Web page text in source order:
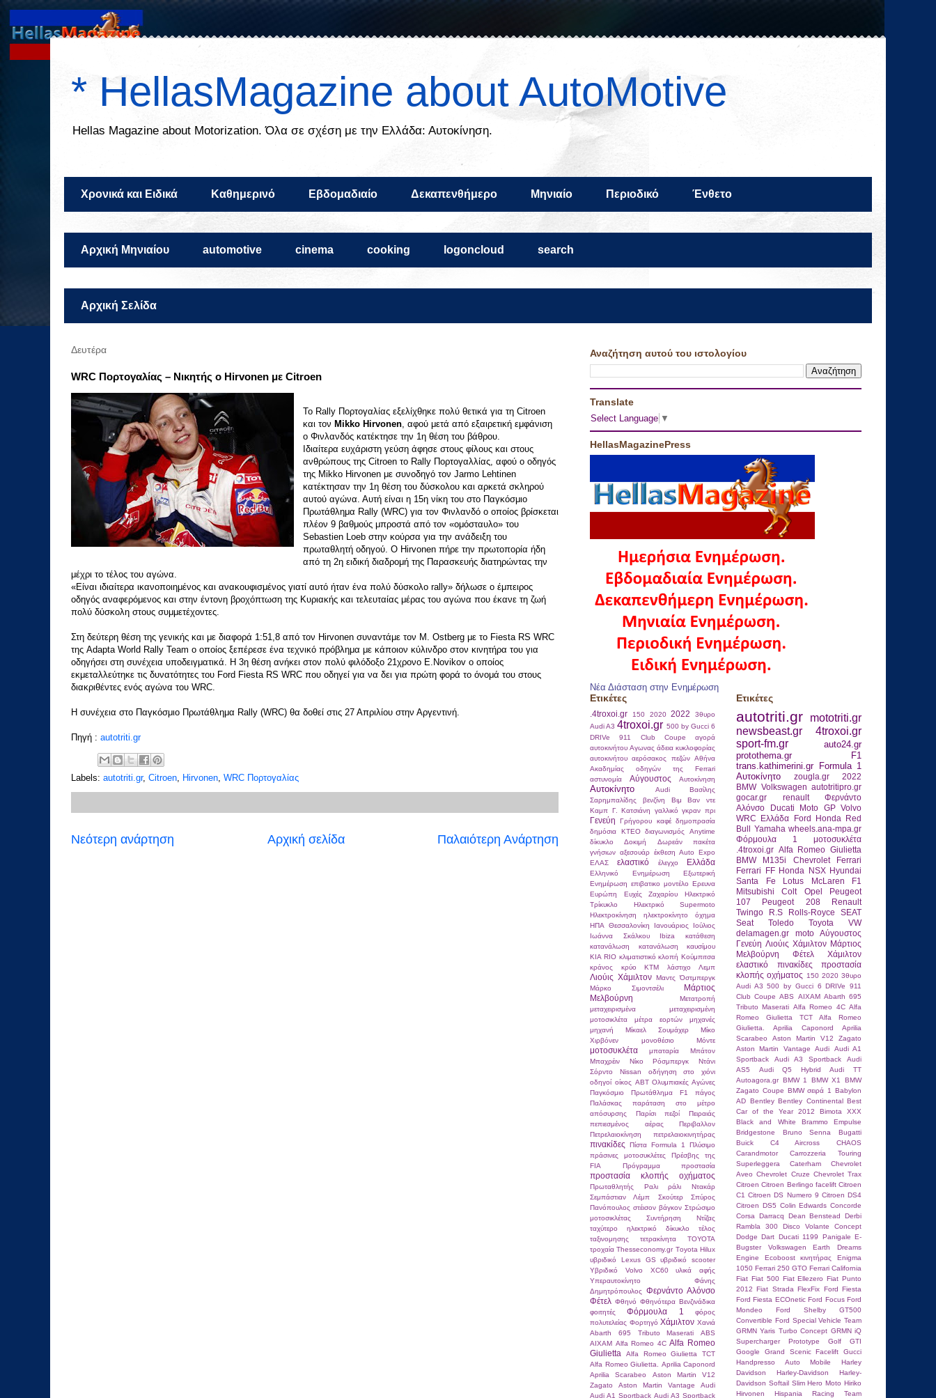
* HellasMagazine about AutoMotive
Ηellas Μagazine about Motorization. Όλα σε σχέση με την Ελλάδα: Αυτοκίνηση.
Χρονικά και Ειδικά Καθημερινό Εβδομαδιαίο Δεκαπενθήμερο Μηνιαίο Περιοδικό Ένθετο
Αρχική Μηνιαίου automotive cinema cooking logoncloud search
Αρχική Σελίδα
Δευτέρα
WRC Πορτογαλίας – Nικητής ο Hirvonen με Citroen
To Rally Πορτογαλίας εξελίχθηκε πολύ θετικά για τη Citroen
και τον Mikko Hirvonen, αφού μετά από εξαιρετική εμφάνιση
ο Φινλανδός κατέκτησε την 1η θέση του βάθρου.
Ιδιαίτερα ευχάριστη γεύση άφησε στους φίλους και στους
ανθρώπους της Citroen το Rally Πορτογαλλίας, αφού ο οδηγός
της Mikko Hirvonen με συνοδηγό τον Jarmo Lehtinen
κατέκτησαν την 1η θέση του δύσκολου και αρκετά σκληρού
αυτού αγώνα. Αυτή είναι η 15η νίκη του στο Παγκόσμιο
Πρωτάθλημα Rally (WRC) για τον Φινλανδό ο οποίος βρίσκεται
πλέον 9 βαθμούς μπροστά από τον «ομόσταυλο» του
Sebastien Loeb στην κούρσα για την ανάδειξη του
πρωταθλητή οδηγού. Ο Hirvonen πήρε την πρωτοπορία ήδη
από τη 2η ειδική διαδρομή της Παρασκευής διατηρώντας την
μέχρι το τέλος του αγώνα.
«Είναι ιδιαίτερα ικανοποιημένος και ανακουφισμένος γιατί αυτό ήταν ένα πολύ δύσκολο rally» δήλωσε ο έμπειρος
οδηγός αναφερόμενος και στην έντονη βροχόπτωση της Κυριακής και τελευταίας μέρας του αγώνα που έκανε τη ζωή
πολύ δύσκολη στους συμμετέχοντες.
Στη δεύτερη θέση της γενικής και με διαφορά 1:51,8 από τον Hirvonen συναντάμε τον M. Ostberg με το Fiesta RS WRC
της Adapta World Rally Team o οποίος ξεπέρεσε ένα τεχνικό πρόβλημα με κάποιον κύλινδρο στον κινητήρα του για
οδηγήσει στη συνέχεια υποδειγματικά. Η 3η θέση ανήκει στον πολύ φιλόδοξο 21χρονο E.Novikov ο οποίος
εκμεταλλεύτηκε τις δυνατότητες του Ford Fiesta RS WRC που οδηγεί για να δει για πρώτη φορά το όνομά του στους
διακριθέντες ενός αγώνα του WRC.
H συνέχεια στο Παγκόσμιο Πρωτάθλημα Rally (WRC) θα δοθεί στις 27 Απριλίου στην Αργεντινή.
Πηγή : autotriti.gr
Labels: autotriti.gr, Citroen, Hirvonen, WRC Πορτογαλίας
Νεότερη ανάρτηση Παλαιότερη Ανάρτηση
Αρχική σελίδα
Αναζήτηση αυτού του ιστολογίου
Translate
Select Language ▼
HellasMagazinePress
Νέα Διάσταση στην Ενημέρωση
Ετικέτες
.4troxoi.gr 150 2020 2022
3θυρο
Audi A3 4troxoi.gr 500 by Gucci 6
DRIVe
911 Club Coupe
αγορά
αυτοκινήτου Αγωνας άδεια κυκλοφορίας
αυτοκινήτου αερόσακος πεζών Αθήνα
Ακαδημίας οδηγών της Ferrari
αστυνομία
Αύγουστος Αυτοκίνηση
Αυτοκίνητο Αudi
Βασίλης
Σαρημπαλίδης
βενζίνη
Βιμ Βαν ντε
Καμπ Γ. Κατσιάνη γαλλικό γκραν πρι
Γενεύη Γρήγορου καφέ δημοπρασία
δημόσια ΚΤΕΟ
διαγωνισμός Anytime
δίκυκλο
Δοκιμή
Δωρεάν πακέτα
γνήσιων αξεσουάρ έκθεση Auto Expo
ΕΛΑΣ
ελαστικό έλεγχο Ελλάδα
Ελληνικό Ενημέρωση
Εξωτερική
Ενημέρωση επιβατικο μοντέλο Ερευνα
Ευρώπη
Ευχές Ζαχαρίου
Ηλεκτρικό
Τρίκυκλο
Ηλεκτρικό Supermoto
Ηλεκτροκίνηση
ηλεκτροκίνητο όχημα
ΗΠΑ
Θεσσαλονίκη Ιανουάριος
Ιούλιος
Ιωάννα Σκάλκου
Ιbiza
κατάθεση
κατανάλωση
κατανάλωση καυσίμου
ΚΙΑ RIO κλιματιστικό κλοπή Κούμπιτσα
κράνος
κρύο ΚΤΜ λάστιχο Λεμπ
Λιούις Χάμιλτον Μαντς Όστμπεργκ
Μάρκο Σιμοντσέλι
Μάρτιος
Μελβούρνη
Μετατροπή
μεταχειρισμένα
μεταχειρισμένη
μοτοσικλέτα
μέτρα εορτών
μηχανές
μηχανή
Μίκαελ Σουμάχερ
Μίκο
Χιρβόνεν
μονοθέσιο Μόντε
μοτοσυκλέτα μπαταρία
Μπάτον
Μπαχρέιν
Νίκο Ρόσμπεργκ
Ντάνι
Σόρντο
Νissan
οδήγηση στο χιόνι
οδηγοί οίκος ABT Ολυμπιακές Αγώνες
Παγκόσμιο Πρωτάθλημα F1
πάγος
Παλάσκας
παράταση στο μέτρο
απόσυρσης
Παρίσι πεζοί
Πειραιάς
πεπιεσμένος αέρας
Περιβαλλον
Πετρελαιοκίνηση
πετρελαιοκινητήρας
πινακίδες Πίστα Formula 1
Πλύσιμο
πράσινες μοτοσυκλέτες
Πρέσβης της
FIA
Πρόγραμμα προστασία
προστασία κλοπής οχήματος
Πρωταθλητής Ραλι
ράλι Ντακάρ
Σεμπάστιαν Λέμπ
Σκούτερ
Σπύρος
Πανόπουλος στέισον βάγκον Στρώσιμο
μοτοσικλέτας
Συντήρηση Ντίζας
ταχύτερο ηλεκτρικό δίκυκλο
τέλος
ταξινομησης
τετρακίνητα
ΤΟΥΟΤΑ
τροχαία Τhesseconomy.gr Τoyota Hilux
υβριδικό Lexus GS
υβριδικό scooter
Υβριδικό Volvo XC60
υλικά αφής
Υπεραυτοκίνητο
Φάνης
Δημητρόπουλος Φερνάντο Αλόνσο
Φέτελ Φθηνό Φθηνότερα Βενζινάδικα
φοιτητές
Φόρμουλα 1
φόρος
πολυτελείας Φορτηγό Χάμιλτον Χανιά
Abarth 695 Tributo Maserati
ABS
AIXAM Alfa Romeo 4C Alfa Romeo
Giulietta
Alfa Romeo Giulietta TCT
Alfa Romeo Giulietta.
Aprilia Caponord
Aprilia Scarabeo
Aston Martin V12
Zagato
Aston Martin Vantage
Audi
Audi A1 Sportback Audi A3 Sportback
Ετικέτες
autotriti.gr
mototriti.gr
newsbeast.gr
4troxoi.gr
sport-fm.gr
auto24.gr
protothema.gr
F1
trans.kathimerini.gr
Formula 1
Αυτοκίνητο
zougla.gr
2022
BMW Volkswagen autotritipro.gr
gocar.gr
renault
Φερνάντο
Αλόνσο
Ducati Moto GP Volvo
WRC
Ελλάδα Ford Honda
Red
Bull
Yamaha wheels.ana-mpa.gr
Φόρμουλα 1
μοτοσυκλέτα
.4troxoi.gr Alfa Romeo Giulietta
BMW M135i
Chevrolet
Ferrari
Ferrari FF Honda NSX Hyundai
Santa Fe
Lotus
McLaren F1
Mitsubishi Colt
Opel
Peugeot
107
Peugeot 208
Renault
Twingo R.S
Rolls-Royce
SEAT
Seat Toledo
Toyota
VW
delamagen.gr
moto
Αύγουστος
Γενεύη Λιούις Χάμιλτον Μάρτιος
Μελβούρνη
Φέτελ
Χάμιλτον
ελαστικό
πινακίδες
προστασία
κλοπής οχήματος
150 2020 3θυρο
Audi A3 500 by Gucci 6 DRIVe
911
Club Coupe ABS AIXAM Abarth 695
Tributo Maserati Alfa Romeo 4C Alfa
Romeo Giulietta TCT
Alfa Romeo
Giulietta.
Aprilia Caponord
Aprilia
Scarabeo
Aston Martin V12 Zagato
Aston Martin Vantage
Audi
Audi A1
Sportback
Audi A3 Sportback
Audi
AS5
Audi Q5 Hybrid
Audi TT
Autoagora.gr BMW 1 BMW X1
BMW
Zagato Coupe BMW σειρά 1
Babylon
AD Bentley Bentley Continental Best
Car of the Year 2012
Bimota XXX
Black and White
Brammo Empulse
Bridgestone
Bruno Senna
Bugatti
Buick
C4 Aircross
CHAOS
Carandmotor
Carrozzeria Touring
Superleggera
Caterham
Chevrolet
Aveo Chevrolet Cruze Chevrolet Trax
Citroen Citroen Berlingo facelift Citroen
C1 Citroen DS Numero 9 Citroen DS4
Citroen DS5 Colin Edwards Concorde
Corsa
Darracq Dean Benstead
Derbi
Rambla 300
Disco Volante Concept
Dodge Dart Ducati 1199 Panigale E-
Bugster Volkswagen
Earth Dreams
Engine
Ecoboost κινητήρας
Enigma
1050 Ferrari 250 GTO Ferrari California
Fiat Fiat 500 Fiat Ellezero Fiat Punto
2012 Fiat Strada FlexFix Ford Fiesta
Ford Fiesta ECOnetic Ford Focus Ford
Mondeo
Ford Shelby GT500
Convertible Ford Special Vehicle Team
GRMN Yaris Turbo Concept GRMN iQ
Supercharger Prototype
Golf GTI
Google
Grand Scenic Facelift
Gucci
Handpresso Auto Mobile
Harley
Davidson
Harley-Davidson
Harley-
Davidson Softail Slim Hero Moto Hiriko
Hirvonen
Hispania Racing Team